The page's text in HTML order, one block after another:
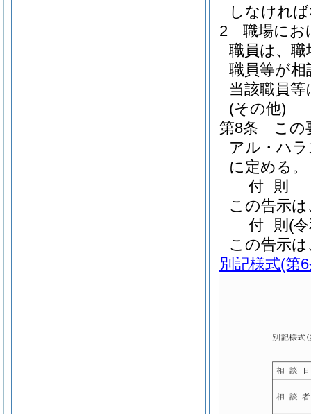
しなけれ
2
職場にお
職員は、
職員等が
当該職員
(その他)
第8条
この
アル・ハ
に定める。
付 則
この告示
付 則 (
この告示
別記様式(第